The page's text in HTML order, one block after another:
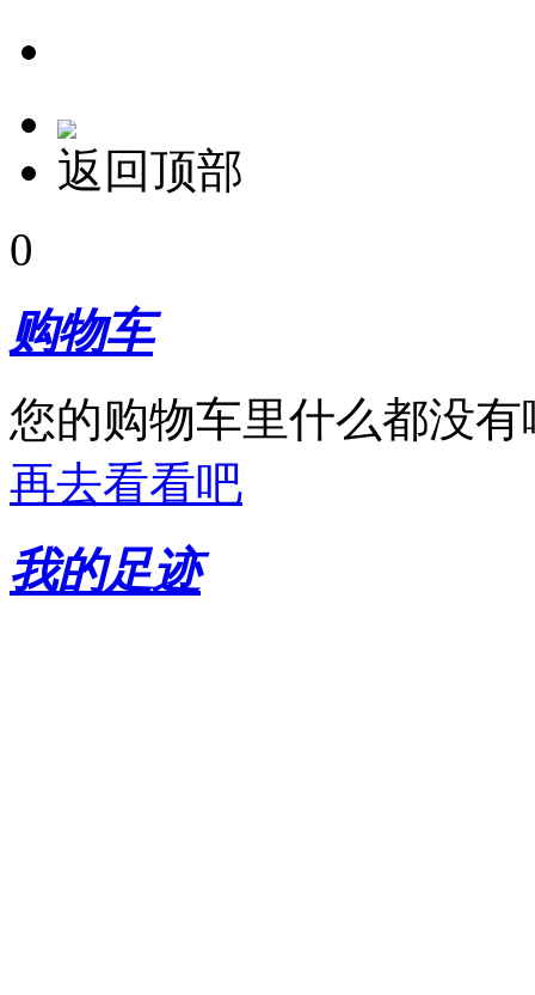
返回顶部
0
购物车
您的购物车里什么都没有
再去看看吧
我的足迹